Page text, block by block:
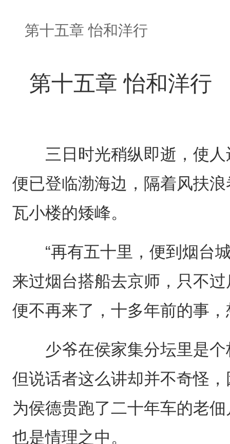
第十五章 怡和洋行
第十五章 怡和洋行
三日时光稍纵即逝，使人
便已登临渤海边，隔着风扶
瓦小楼的矮峰。
“再有五十里，便到烟台城
来过烟台搭船去京师，只不
便不再来了，十多年前的事
少爷在侯家集分坛里是个
但说话者这么讲却并不奇怪
为侯德贵跑了二十年车的老
也是情理之中。